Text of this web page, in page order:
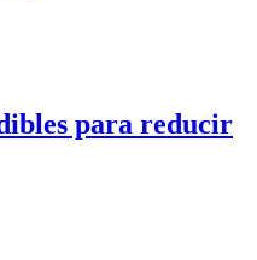
para reducir